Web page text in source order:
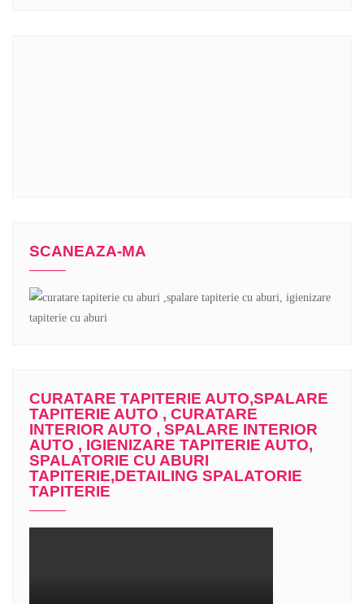
SCANEAZA-MA
CURATARE TAPITERIE AUTO,SPALARE
TAPITERIE AUTO , CURATARE
INTERIOR AUTO , SPALARE INTERIOR
AUTO , IGIENIZARE TAPITERIE AUTO,
SPALATORIE CU ABURI
TAPITERIE,DETAILING SPALATORIE
TAPITERIE